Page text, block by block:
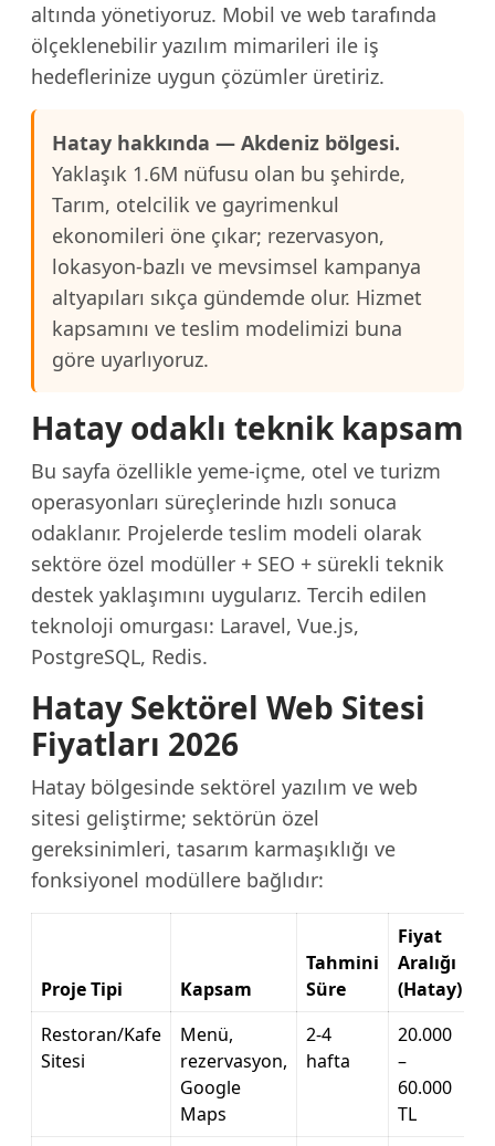
altında yönetiyoruz. Mobil ve web tarafında
ölçeklenebilir yazılım mimarileri ile iş
hedeflerinize uygun çözümler üretiriz.
Hatay hakkında — Akdeniz bölgesi.
Yaklaşık 1.6M nüfusu olan bu şehirde,
Tarım, otelcilik ve gayrimenkul
ekonomileri öne çıkar; rezervasyon,
lokasyon-bazlı ve mevsimsel kampanya
altyapıları sıkça gündemde olur. Hizmet
kapsamını ve teslim modelimizi buna
göre uyarlıyoruz.
Hatay odaklı teknik kapsam
Bu sayfa özellikle yeme-içme, otel ve turizm
operasyonları süreçlerinde hızlı sonuca
odaklanır. Projelerde teslim modeli olarak
sektöre özel modüller + SEO + sürekli teknik
destek yaklaşımını uygularız. Tercih edilen
teknoloji omurgası: Laravel, Vue.js,
PostgreSQL, Redis.
Hatay Sektörel Web Sitesi
Fiyatları 2026
Hatay bölgesinde sektörel yazılım ve web
sitesi geliştirme; sektörün özel
gereksinimleri, tasarım karmaşıklığı ve
fonksiyonel modüllere bağlıdır:
Proje Tipi Kapsam
Tahmini
Süre
Fiyat
Aralığı
(Hatay)
Restoran/Kafe
Sitesi
Menü,
rezervasyon,
Google
Maps
2-4
hafta
20.000
–
60.000
TL